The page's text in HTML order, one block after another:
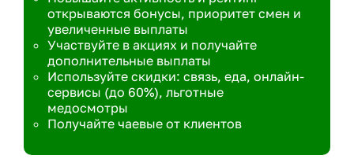
открываются бонусы, приоритет смен и
увеличенные выплаты
Участвуйте в акциях и получайте
дополнительные выплаты
Используйте скидки: связь, еда, онлайн-
сервисы (до 60%), льготные
медосмотры
Получайте чаевые от клиентов